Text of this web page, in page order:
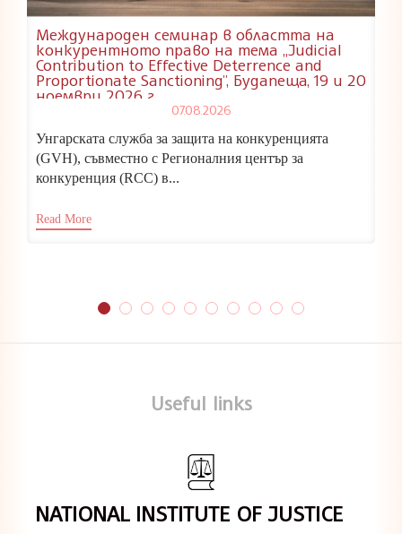
Международен семинар в областта на
конкурентното право на тема „Judicial
Contribution to Effective Deterrence and
Proportionate Sanctioning”, Будапеща, 19 и 20
ноември 2026 г.
07.08.2026
Унгарската служба за защита на конкуренцията
(GVH), съвместно с Регионалния център за
конкуренция (RCC) в...
Read More
Useful links
NATIONAL INSTITUTE OF JUSTICE